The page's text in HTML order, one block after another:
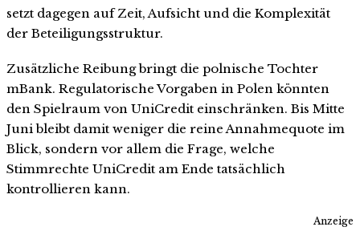
setzt dagegen auf Zeit, Aufsicht und die Komplexität
der Beteiligungsstruktur.
Zusätzliche Reibung bringt die polnische Tochter
mBank. Regulatorische Vorgaben in Polen könnten
den Spielraum von UniCredit einschränken. Bis Mitte
Juni bleibt damit weniger die reine Annahmequote im
Blick, sondern vor allem die Frage, welche
Stimmrechte UniCredit am Ende tatsächlich
kontrollieren kann.
Anzeige